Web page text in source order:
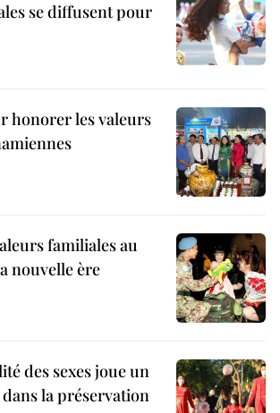
se diffusent pour
honorer les valeurs
familiales au
nouvelle ère
des sexes joue un
la préservation